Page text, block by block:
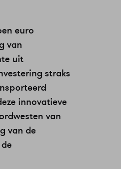
euro
van
uit
straks
innovatieve
van
van de